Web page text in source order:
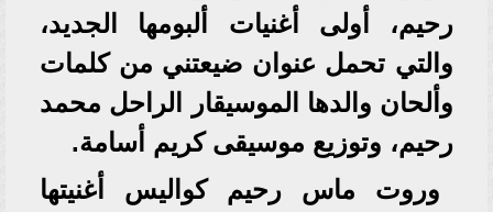
رحيم، أولى أغنيات ألبومها الجديد،
والتي تحمل عنوان ضيعتني من كلمات
وألحان والدها الموسيقار الراحل محمد
رحيم، وتوزيع موسيقى كريم أسامة.
وروت ماس رحيم كواليس أغنيتها